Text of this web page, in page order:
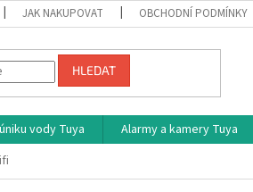
JAK NAKUPOVAT OBCHODNÍ PODMÍNKY
HLEDAT
vody Tuya Alarmy a kamery Tuya